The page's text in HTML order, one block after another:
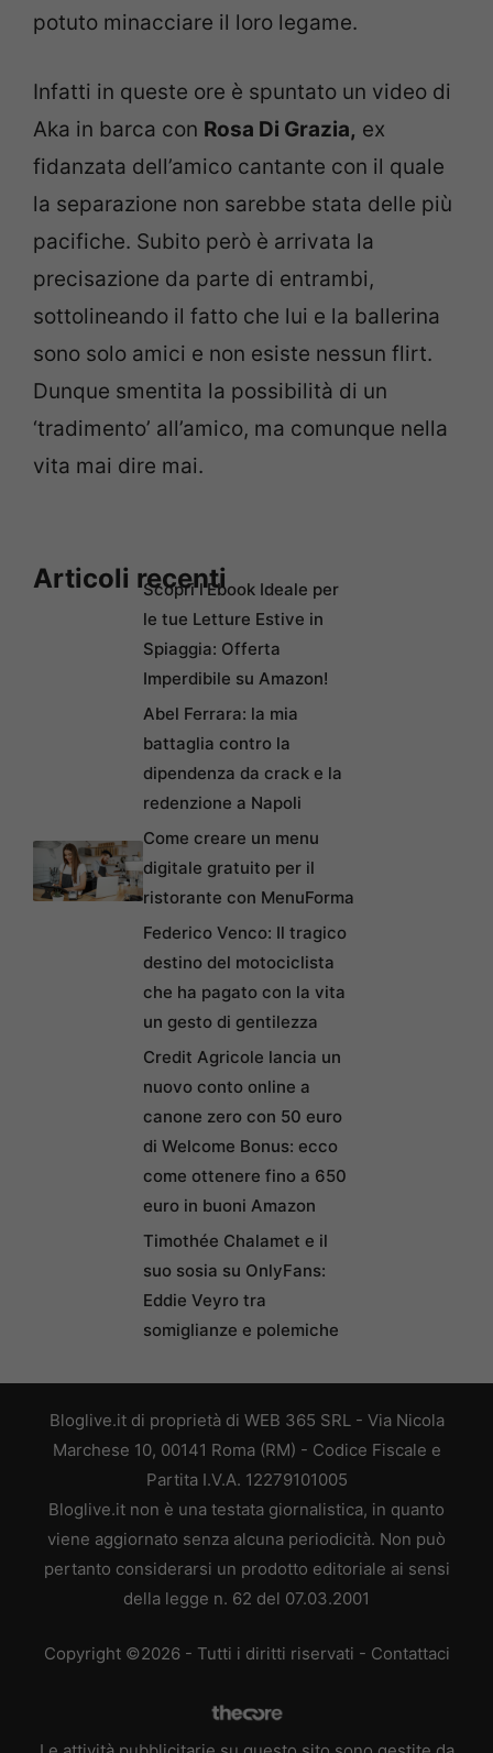
potuto minacciare il loro legame.
Infatti in queste ore è spuntato un video di
Aka in barca con Rosa Di Grazia, ex
fidanzata dell’amico cantante con il quale
la separazione non sarebbe stata delle più
pacifiche. Subito però è arrivata la
precisazione da parte di entrambi,
sottolineando il fatto che lui e la ballerina
sono solo amici e non esiste nessun flirt.
Dunque smentita la possibilità di un
‘tradimento’ all’amico, ma comunque nella
vita mai dire mai.
Articoli recentiScopri l’Ebook Ideale per
le tue Letture Estive in
Spiaggia: Offerta
Imperdibile su Amazon!
Abel Ferrara: la mia
battaglia contro la
dipendenza da crack e la
redenzione a Napoli
Come creare un menu
digitale gratuito per il
ristorante con MenuForma
Federico Venco: Il tragico
destino del motociclista
che ha pagato con la vita
un gesto di gentilezza
Credit Agricole lancia un
nuovo conto online a
canone zero con 50 euro
di Welcome Bonus: ecco
come ottenere fino a 650
euro in buoni Amazon
Timothée Chalamet e il
suo sosia su OnlyFans:
Eddie Veyro tra
somiglianze e polemiche
Bloglive.it di proprietà di WEB 365 SRL - Via Nicola
Marchese 10, 00141 Roma (RM) - Codice Fiscale e
Partita I.V.A. 12279101005
Bloglive.it non è una testata giornalistica, in quanto
viene aggiornato senza alcuna periodicità. Non può
pertanto considerarsi un prodotto editoriale ai sensi
della legge n. 62 del 07.03.2001
Copyright ©2026 - Tutti i diritti riservati - Contattaci